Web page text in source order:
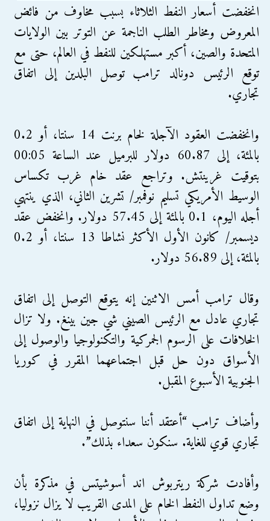
انخفضت أسعار النفط الثلاثاء بسبب مخاوف من فائض
المعروض ومخاطر الطلب الناجمة عن التوتر بين الولايات
المتحدة والصين، أكبر مستهلكين للنفط في العالم، حتى مع
توقع الرئيس دونالد ترامب توصل البلدين إلى اتفاق
تجاري.
وانخفضت العقود الآجلة لخام برنت 14 سنتا، أو 0.2
بالمئة، إلى 60.87 دولار للبرميل عند الساعة 00:05
بتوقيت غرينتش. وتراجع عقد خام غرب تكساس
الوسيط الأمريكي تسليم نوفمبر/ تشرين الثاني، الذي ينتهي
أجله اليوم، 0.1 بالمئة إلى 57.45 دولار. وانخفض عقد
ديسمبر/ كانون الأول الأكثر نشاطا 13 سنتا، أو 0.2
بالمئة، إلى 56.89 دولار.
وقال ترامب أمس الاثنين إنه يتوقع التوصل إلى اتفاق
تجاري عادل مع الرئيس الصيني شي جين بينغ. ولا تزال
الخلافات على الرسوم الجمركية والتكنولوجيا والوصول إلى
الأسواق دون حل قبل اجتماعهما المقرر في كوريا
الجنوبية الأسبوع المقبل.
وأضاف ترامب “أعتقد أننا سنتوصل في النهاية إلى اتفاق
تجاري قوي للغاية. سنكون سعداء بذلك”.
وأفادت شركة ريتربوش اند أسوشيتس في مذكرة بأن
وضع تداول النفط الخام على المدى القريب لا يزال نزوليا،